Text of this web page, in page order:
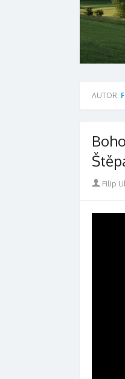
AUTOR:
Author
Filip